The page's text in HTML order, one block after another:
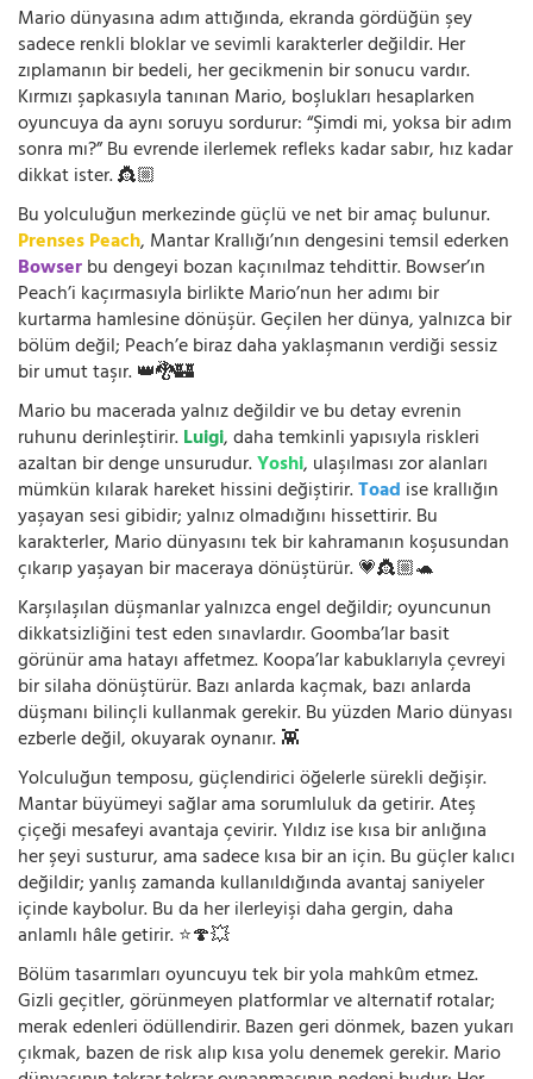
Mario dünyasına adım attığında, ekranda gördüğün şey
sadece renkli bloklar ve sevimli karakterler değildir. Her
zıplamanın bir bedeli, her gecikmenin bir sonucu vardır.
Kırmızı şapkasıyla tanınan Mario, boşlukları hesaplarken
oyuncuya da aynı soruyu sordurur: “Şimdi mi, yoksa bir adım
sonra mı?” Bu evrende ilerlemek refleks kadar sabır, hız kadar
dikkat ister. 👸🏼
Bu yolculuğun merkezinde güçlü ve net bir amaç bulunur.
Prenses Peach, Mantar Krallığı’nın dengesini temsil ederken
Bowserbu dengeyi bozan kaçınılmaz tehdittir. Bowser’ın
Peach’i kaçırmasıyla birlikte Mario’nun her adımı bir
kurtarma hamlesine dönüşür. Geçilen her dünya, yalnızca bir
bölüm değil; Peach’e biraz daha yaklaşmanın verdiği sessiz
bir umut taşır. 👑🐉🏰
Mario bu macerada yalnız değildir ve bu detay evrenin
ruhunu derinleştirir.Luigi, daha temkinli yapısıyla riskleri
azaltan bir denge unsurudur.Yoshi, ulaşılması zor alanları
mümkün kılarak hareket hissini değiştirir.Toad ise krallığın
yaşayan sesi gibidir; yalnız olmadığını hissettirir. Bu
karakterler, Mario dünyasını tek bir kahramanın koşusundan
çıkarıp yaşayan bir maceraya dönüştürür. 💗👸🏼🐢
Karşılaşılan düşmanlar yalnızca engel değildir; oyuncunun
dikkatsizliğini test eden sınavlardır. Goomba’lar basit
görünür ama hatayı affetmez. Koopa’lar kabuklarıyla çevreyi
bir silaha dönüştürür. Bazı anlarda kaçmak, bazı anlarda
düşmanı bilinçli kullanmak gerekir. Bu yüzden Mario dünyası
ezberle değil, okuyarak oynanır. 👾
Yolculuğun temposu, güçlendirici öğelerle sürekli değişir.
Mantar büyümeyi sağlar ama sorumluluk da getirir. Ateş
çiçeği mesafeyi avantaja çevirir. Yıldız ise kısa bir anlığına
her şeyi susturur, ama sadece kısa bir an için. Bu güçler kalıcı
değildir; yanlış zamanda kullanıldığında avantaj saniyeler
içinde kaybolur. Bu da her ilerleyişi daha gergin, daha
anlamlı hâle getirir. ⭐🍄💥
Bölüm tasarımları oyuncuyu tek bir yola mahkûm etmez.
Gizli geçitler, görünmeyen platformlar ve alternatif rotalar;
merak edenleri ödüllendirir. Bazen geri dönmek, bazen yukarı
çıkmak, bazen de risk alıp kısa yolu denemek gerekir. Mario